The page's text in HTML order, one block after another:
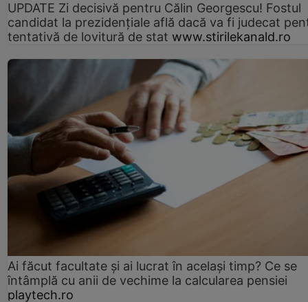
UPDATE Zi decisivă pentru Călin Georgescu! Fostul
candidat la prezidențiale află dacă va fi judecat
tentativă de lovitură de stat www.stirilekanald.ro
Ai făcut facultate și ai lucrat în același timp? Ce se
întâmplă cu anii de vechime la calcularea pensiei
playtech.ro